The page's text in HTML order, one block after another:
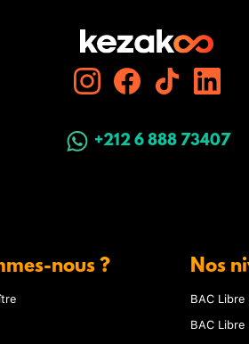
+212 6 888 73407
nous ? Nos
BAC
BAC